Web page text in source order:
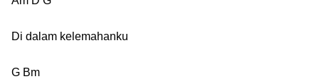
Di dalam kelemahanku
G Bm